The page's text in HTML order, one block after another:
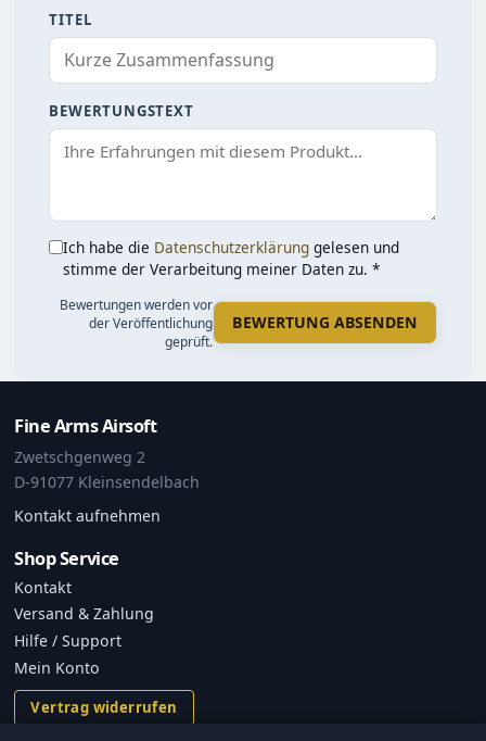
TITEL
BEWERTUNGSTEXT
Ich habe die Datenschutzerklärung gelesen und
stimme der Verarbeitung meiner Daten zu. *
Bewertungen werden vor
der Veröffentlichung
geprüft.
BEWERTUNG ABSENDEN
Fine Arms Airsoft
Zwetschgenweg 2
D-91077 Kleinsendelbach
Kontakt aufnehmen
Shop Service
Kontakt
Versand & Zahlung
Hilfe / Support
Mein Konto
Vertrag widerrufen